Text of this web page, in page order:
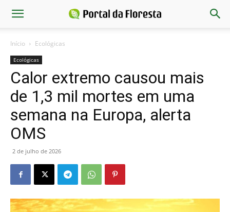
Início Ecológicas
Ecológicas
Calor extremo causou mais
de 1,3 mil mortes em uma
semana na Europa, alerta
OMS
2 de julho de 2026